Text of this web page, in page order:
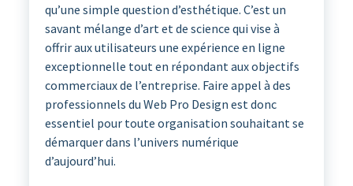
qu’une simple question d’esthétique. C’est un
savant mélange d’art et de science qui vise à
offrir aux utilisateurs une expérience en ligne
exceptionnelle tout en répondant aux objectifs
commerciaux de l’entreprise. Faire appel à des
professionnels du Web Pro Design est donc
essentiel pour toute organisation souhaitant se
démarquer dans l’univers numérique
d’aujourd’hui.